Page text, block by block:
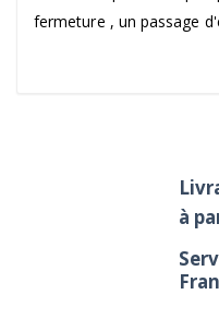
fermeture , un passage
à